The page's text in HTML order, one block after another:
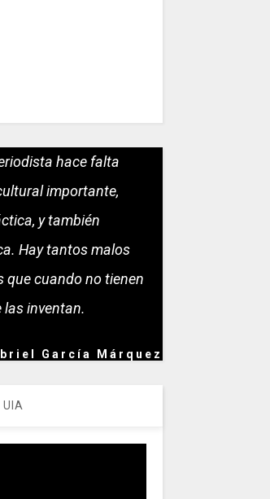
hace falta
importante,
y también
Hay tantos malos
que cuando no tienen
inventan.
García Márquez